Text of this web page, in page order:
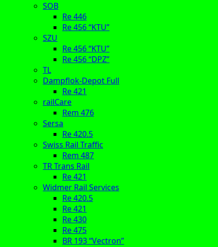
SOB
Re 446
Re 456 “KTU”
SZU
Re 456 “KTU”
Re 456 “DPZ”
TL
Dampflok-Depot Full
Re 421
railCare
Rem 476
Sersa
Re 420.5
Swiss Rail Traffic
Rem 487
TR Trans Rail
Re 421
Widmer Rail Services
Re 420.5
Re 421
Re 430
Re 475
BR 193 “Vectron”